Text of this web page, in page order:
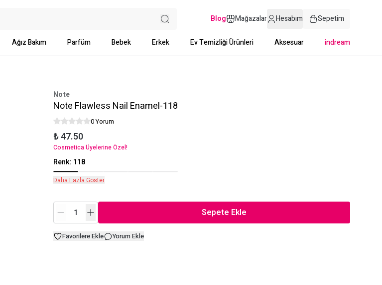
Blog Mağazalar Hesabım Sepetim
Ağız Bakım Parfüm Bebek Erkek Ev Temizliği Ürünleri Aksesuar indream
Note
Note Flawless Nail Enamel-118
0 Yorum
₺ 47.50
Cosmetica Üyelerine Özel!
Renk: 118
Daha Fazla Göster
Sepete Ekle
Favorilere Ekle Yorum Ekle